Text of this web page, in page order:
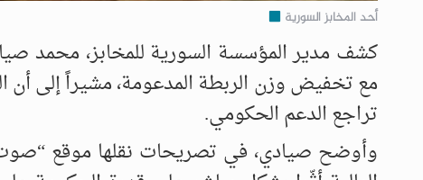
أحد المخابز السورية
كشف مدير المؤسسة السورية للمخابز، محمد
مع تخفيض وزن الربطة المدعومة، مشيراً إلى
تراجع الدعم الحكومي.
وأوضح صيادي، في تصريحات نقلها موقع “صوت